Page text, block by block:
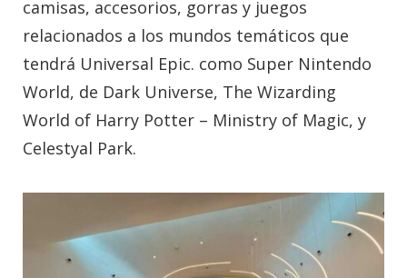
camisas, accesorios, gorras y juegos
relacionados a los mundos temáticos que
tendrá Universal Epic. como Super Nintendo
World, de Dark Universe, The Wizarding
World of Harry Potter – Ministry of Magic, y
Celestyal Park.